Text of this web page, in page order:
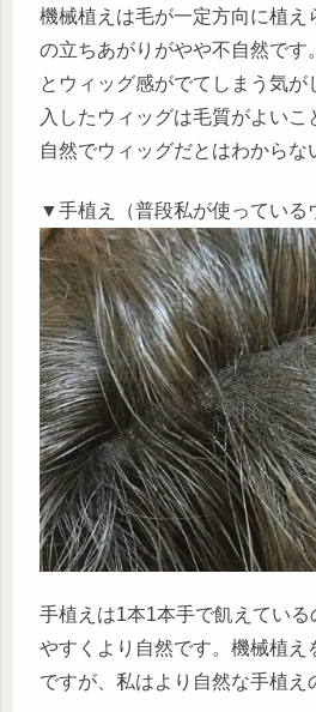
機械植えは毛が一定方向に植え
の立ちあがりがやや不自然です
とウィッグ感がでてしまう気が
入したウィッグは毛質がよいこ
自然でウィッグだとはわからな
▼手植え（普段私が使っている
手植えは1本1本手で飢えてい
やすくより自然です。機械植え
ですが、私はより自然な手植え